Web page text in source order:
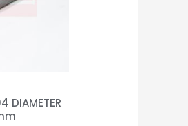
DIAMETER